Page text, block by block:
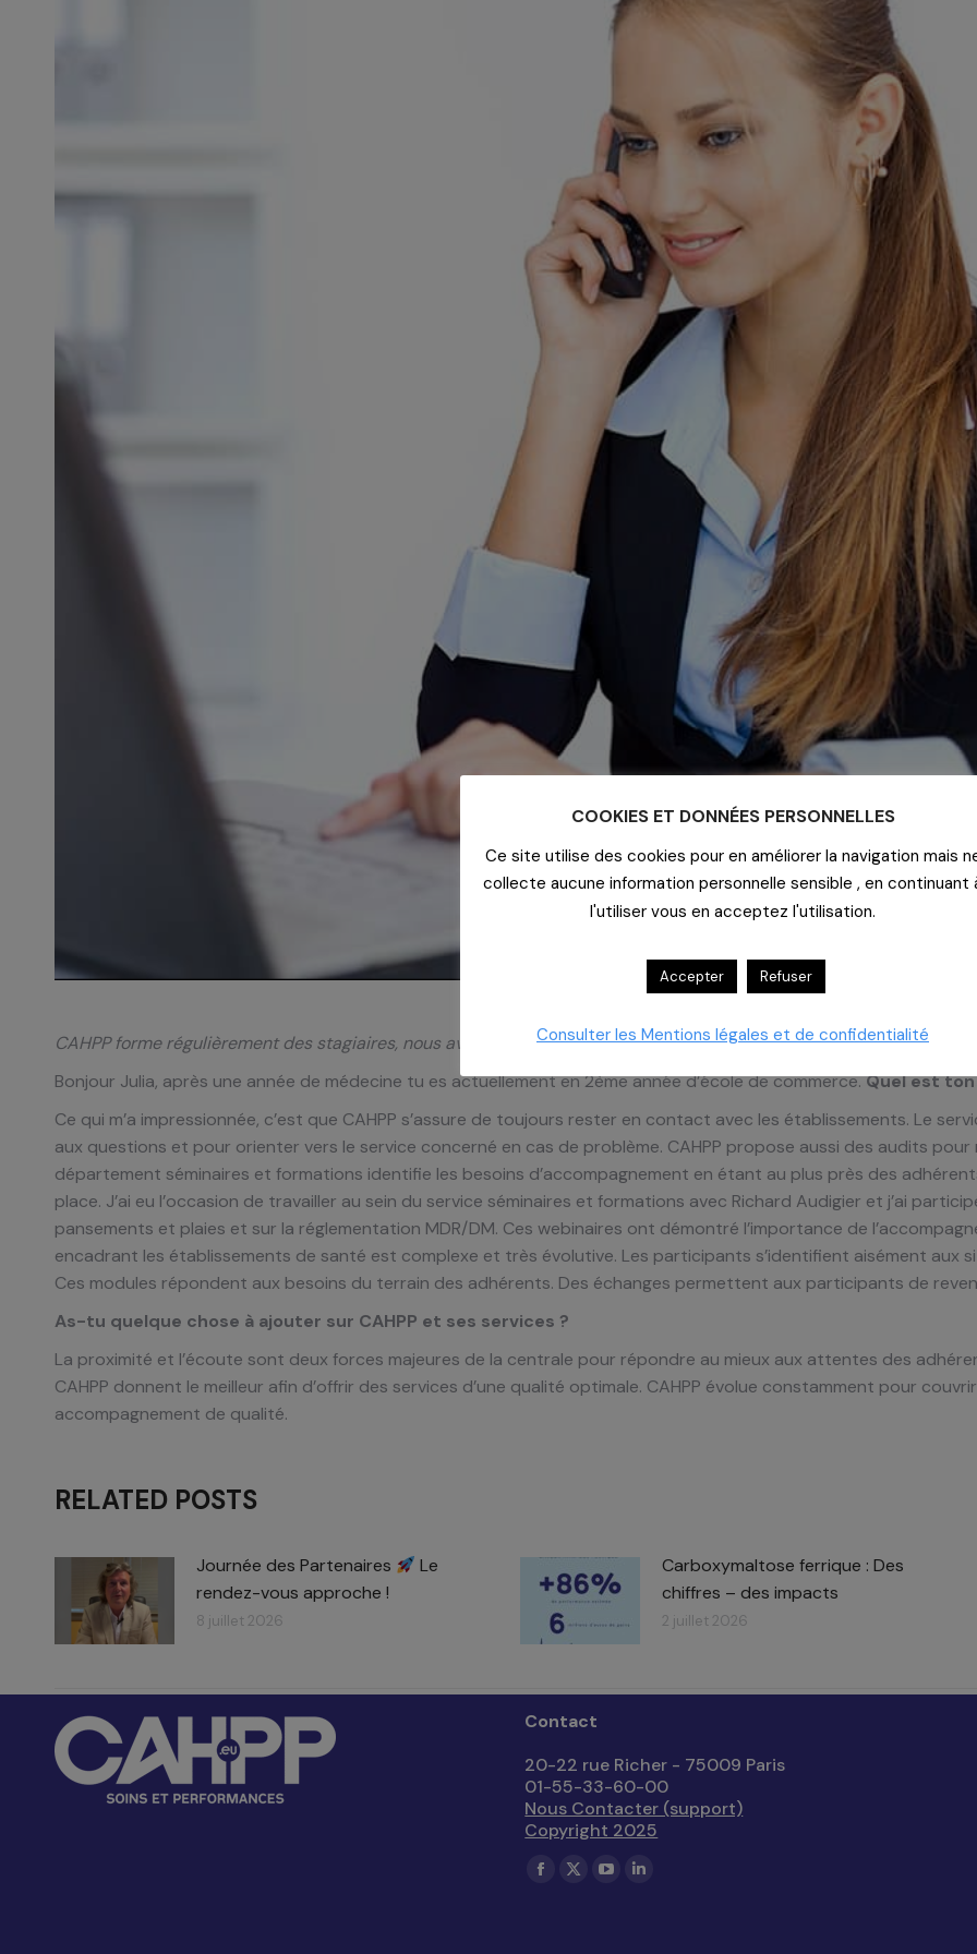
CAHPP forme régulièrement des stagiaires, nous avons voulu donner la parole à Julia
Bonjour Julia, après une année de médecine tu es actuellement en 2ème année d’école de commerce.Quel est
Ce qui m’a impressionnée, c’est que CAHPP s’assure de toujours rester en contact avec les établissements. Le
aux questions et pour orienter vers le service concerné en cas de problème. CAHPP propose aussi des audits pour
département séminaires et formations identifie les besoins d’accompagnement en étant au plus près des
place. J’ai eu l’occasion de travailler au sein du service séminaires et formations avec Richard Audigier et j’ai
pansements et plaies et sur la réglementation MDR/DM. Ces webinaires ont démontré l’importance de
encadrant les établissements de santé est complexe et très évolutive. Les participants s’identifient aisément
Ces modules répondent aux besoins du terrain des adhérents. Des échanges permettent aux participants de
As-tu quelque chose à ajouter sur CAHPP et ses services ?
La proximité et l’écoute sont deux forces majeures de la centrale pour répondre au mieux aux attentes des
CAHPP donnent le meilleur afin d’offrir des services d’une qualité optimale. CAHPP évolue constamment pour
accompagnement de qualité.
RELATED POSTS
Journée des Partenaires
Le
rendez-vous approche !
8 juillet 2026
Carboxymaltose ferrique : Des
chiffres – des impacts​
2 juillet 2026
Contact
20-22 rue Richer - 75009 Paris
01-55-33-60-00
Nous Contacter (support)
Copyright 2025
Trouvez nous sur :
La
La
La
La
COOKIES ET DONNÉES PERSONNELLES
Ce site utilise des cookies pour en améliorer la navigation mais
collecte aucune information personnelle sensible , en continuant
l'utiliser vous en acceptez l'utilisation.
Accepter Refuser
Consulter les Mentions légales et de confidentialité